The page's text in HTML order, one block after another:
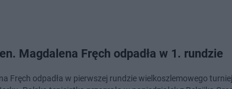
Magdalena Fręch odpadła w 1. rundzie
Fręch odpadła w pierwszej rundzie wielkoszlemowego